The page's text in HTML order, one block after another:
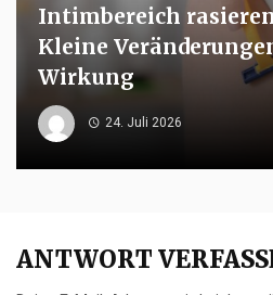
Intimbereich
Kleine
Wirkung
24. Juli 2026
ANTWORT